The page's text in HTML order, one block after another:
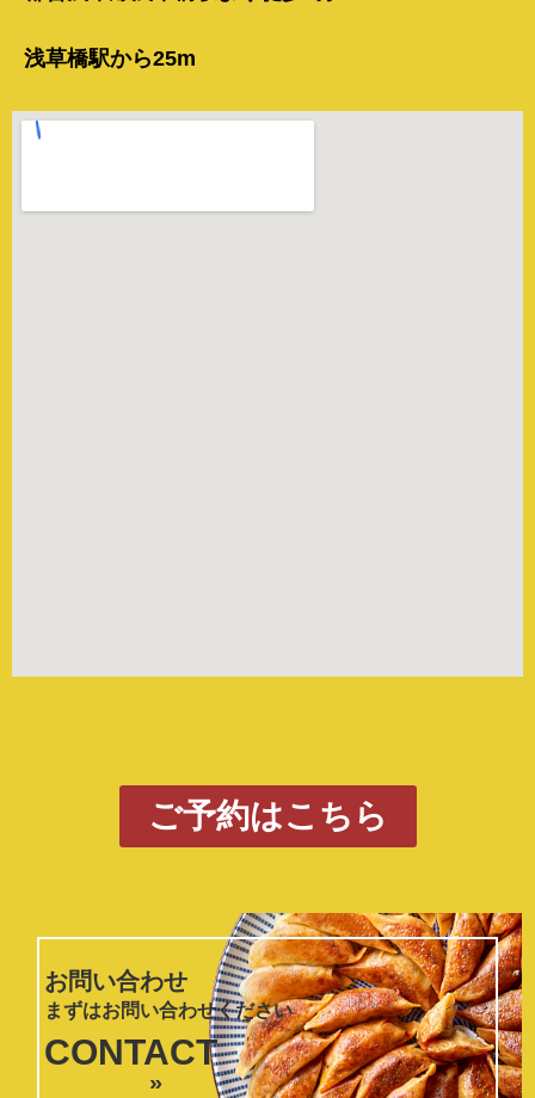
浅草橋駅から25m
ご予約はこちら
お問い合わせ
まずはお問い合わせください
CONTACT
»